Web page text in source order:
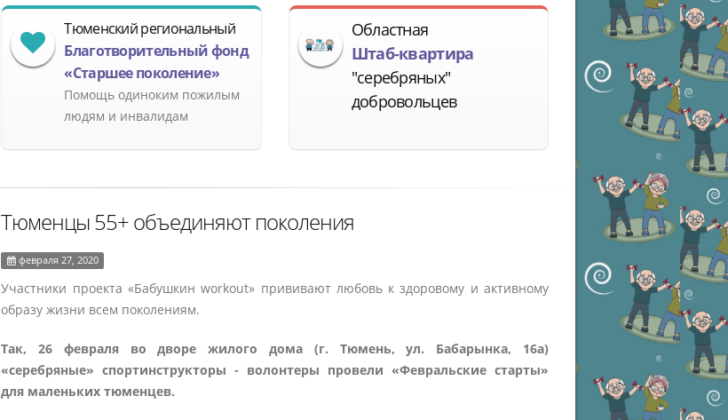
Тюменский региональный
Благотворительный фонд
«Старшее поколение»
Помощь одиноким пожилым
людям и инвалидам
Областная
Штаб-квартира
"серебряных"
добровольцев
Тюменцы 55+ объединяют поколения
февраля 27, 2020
Участники проекта «Бабушкин workout» прививают любовь к здоровому и активному
образу жизни всем поколениям.
Так, 26 февраля во дворе жилого дома (г. Тюмень, ул. Бабарынка, 16а)
«серебряные» спортинструкторы - волонтеры провели «Февральские старты»
для маленьких тюменцев.